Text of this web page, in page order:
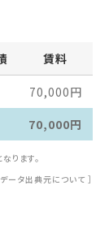
賃料
70,000円
70,000円
ります。
データ出典元について ］